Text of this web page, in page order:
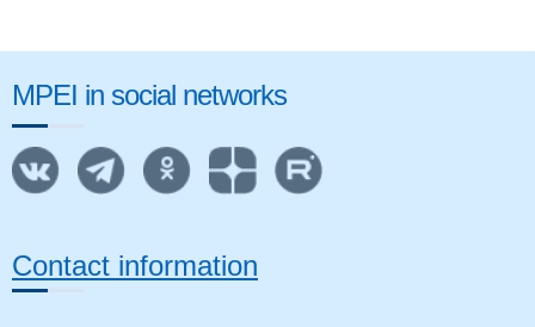
MPEI in social networks
Contact information